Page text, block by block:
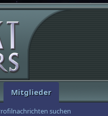
Mitglieder
suchen